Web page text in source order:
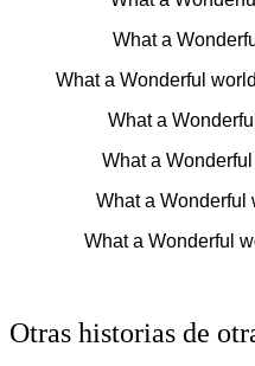
What a
What a Wonderful
What a
What a
What a Wonderful
What a Wonderful
Otras historias de